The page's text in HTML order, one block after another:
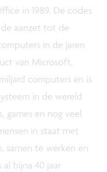
in 1989. De codes
aanzet tot de
in de jaren
van Microsoft,
computers en is
in de wereld
games en nog veel
in staat met
samen te werken en
bijna 40 jaar